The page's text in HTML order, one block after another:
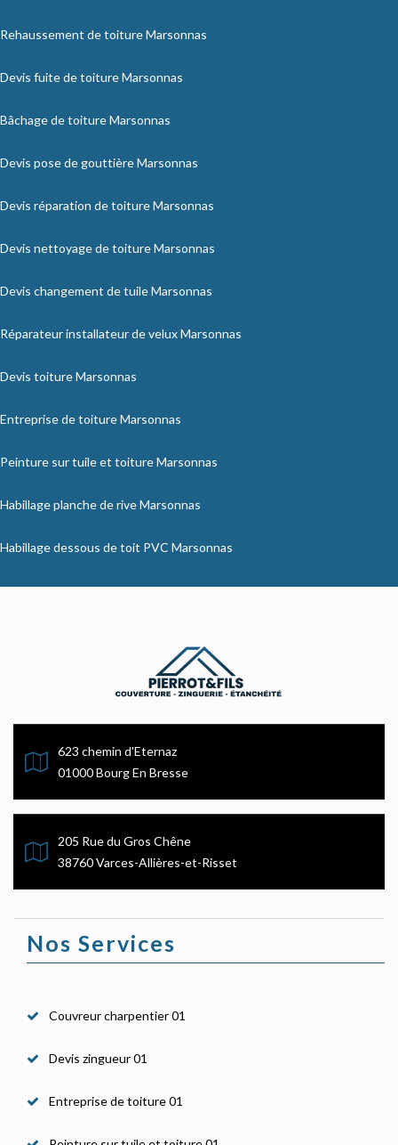
Rehaussement de toiture Marsonnas
Devis fuite de toiture Marsonnas
Bâchage de toiture Marsonnas
Devis pose de gouttière Marsonnas
Devis réparation de toiture Marsonnas
Devis nettoyage de toiture Marsonnas
Devis changement de tuile Marsonnas
Réparateur installateur de velux Marsonnas
Devis toiture Marsonnas
Entreprise de toiture Marsonnas
Peinture sur tuile et toiture Marsonnas
Habillage planche de rive Marsonnas
Habillage dessous de toit PVC Marsonnas
623 chemin d'Eternaz
01000 Bourg En Bresse
205 Rue du Gros Chêne
38760 Varces-Allières-et-Risset
Nos Services
Couvreur charpentier 01
Devis zingueur 01
Entreprise de toiture 01